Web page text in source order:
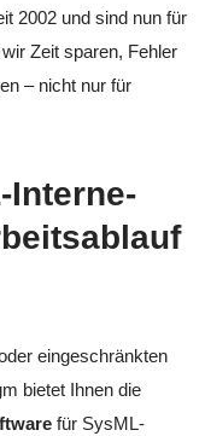
2002 und sind nun für
Zeit sparen, Fehler
– nicht nur für
Interne-
eingeschränkten
bietet Ihnen die
für SysML-